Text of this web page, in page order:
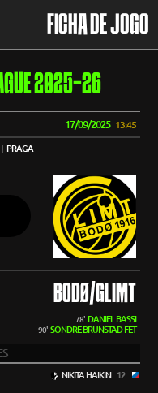
FICHA DE JOGO
2025-26
17/09/2025 13:45
| PRAGA
BODØ/GLIMT
78' DANIEL BASSI
90' SONDRE BRUNSTAD FET
NIKITA HAIKIN 12